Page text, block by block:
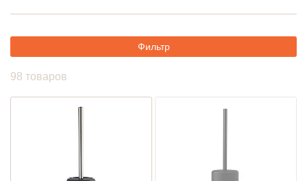
Фильтр
98 товаров